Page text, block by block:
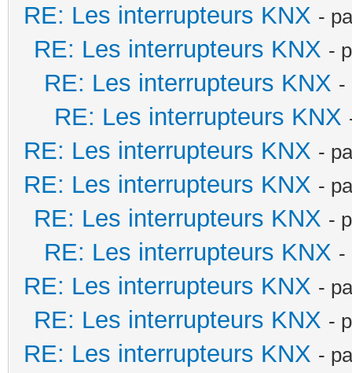
RE: Les interrupteurs KNX -
RE: Les interrupteurs KNX -
RE: Les interrupteurs KNX -
RE: Les interrupteurs KNX
RE: Les interrupteurs KNX -
RE: Les interrupteurs KNX -
RE: Les interrupteurs KNX -
RE: Les interrupteurs KNX -
RE: Les interrupteurs KNX -
RE: Les interrupteurs KNX -
RE: Les interrupteurs KNX -